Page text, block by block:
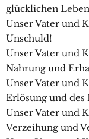
glücklichen
Unser Vater und
Unschuld!
Unser Vater und
Nahrung und
Unser Vater und
Erlösung und des
Unser Vater und
Verzeihung und